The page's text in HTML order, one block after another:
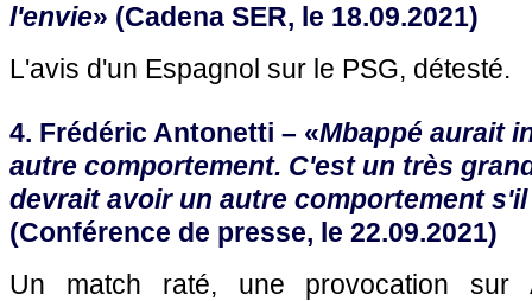
l'envie» (Cadena SER, le 18.09.2021)
L'avis d'un Espagnol sur le PSG, détesté.
4. Frédéric Antonetti – «Mbappé aurait
autre comportement. C'est un très
devrait avoir un autre comportement
(Conférence de presse, le 22.09.2021)
Un match raté, une provocation sur